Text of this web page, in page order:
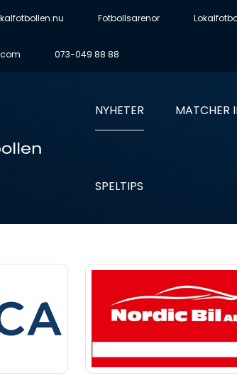
Fotbollsarenor
073-049 88 88
NYHETER MATCHER
SPELTIPS